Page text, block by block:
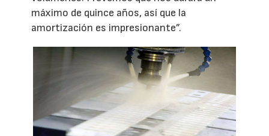
máximo de quince años, así que la
amortización es impresionante”.